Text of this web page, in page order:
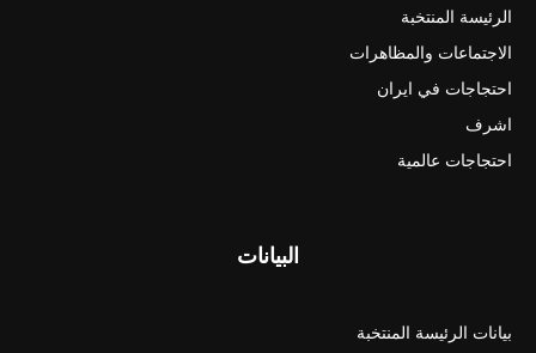
الرئيسة المنتخبة
الاجتماعات والمظاهرات
احتجاجات في ايران
اشرف
احتجاجات عالمية
البيانات
بيانات الرئيسة المنتخبة